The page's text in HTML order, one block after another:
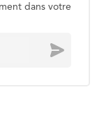
dans votre
Envoyer